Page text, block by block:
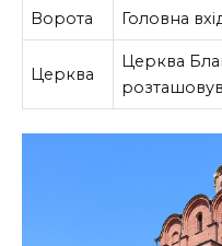
Ворота Головна
Церква
Церква